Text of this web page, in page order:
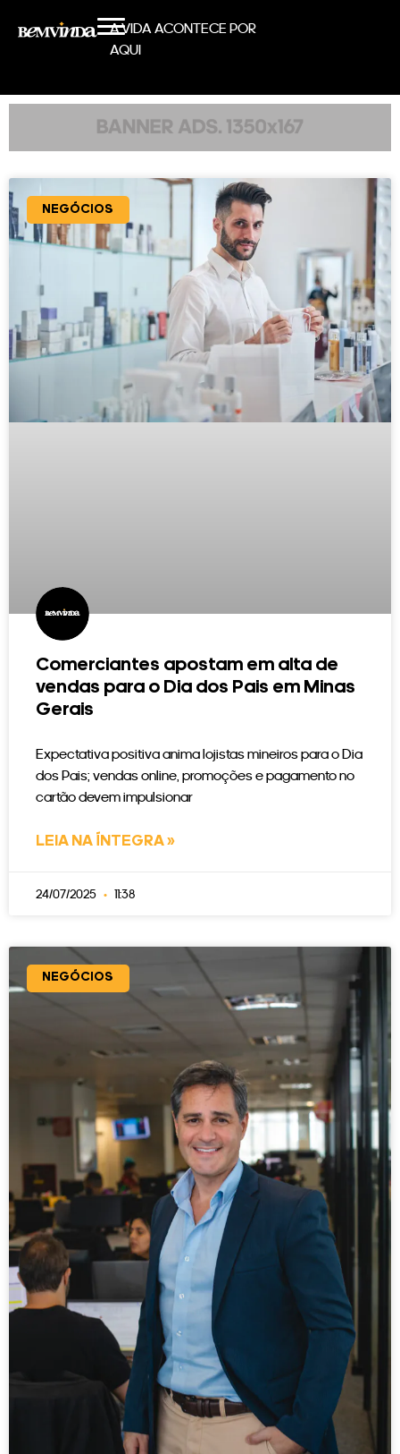
A VIDA ACONTECE POR
AQUI
NEGÓCIOS
Comerciantes apostam em alta de
vendas para o Dia dos Pais em Minas
Gerais
Expectativa positiva anima lojistas mineiros para o Dia
dos Pais; vendas online, promoções e pagamento no
cartão devem impulsionar
LEIA NA ÍNTEGRA »
24/07/2025 11:38
NEGÓCIOS